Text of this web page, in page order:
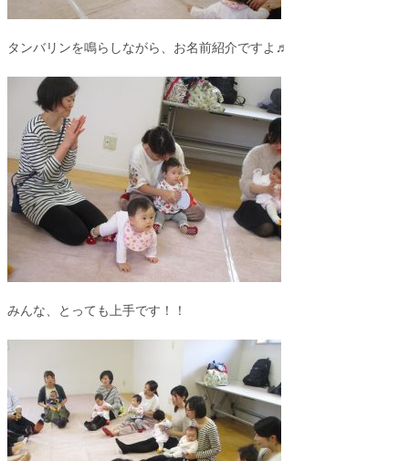
タンバリンを鳴らしながら、お名前紹介ですよ♬
みんな、とっても上手です！！